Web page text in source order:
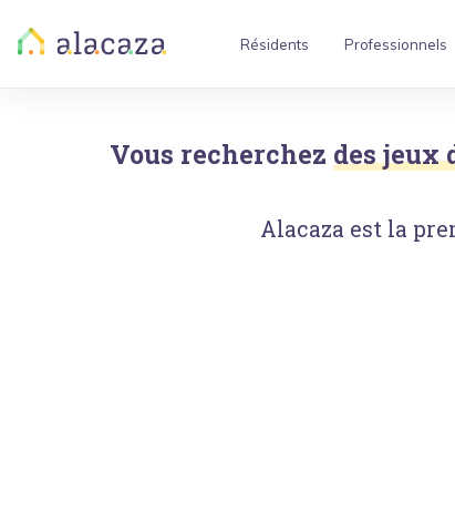
Résidents Professionnels
Vous recherchez des jeux
Alacaza est la